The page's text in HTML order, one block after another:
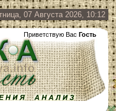
07 Августа 2026, 10:12
Приветствую Вас Гость